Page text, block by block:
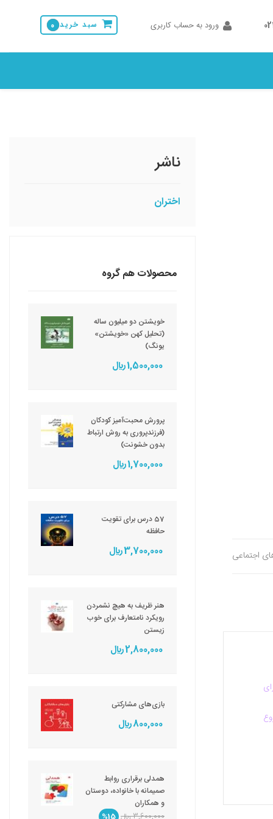
ورود به حساب کاربری سبد خرید 0
اجتماعی
ناشر
اختران
محصولات هم گروه
خویشتن دو میلیون ساله
(تحلیل کهن «خویشتن»
یونگ)
1,500,000 ريال
پرورش محبت‌آمیز کودکان
(فرزندپروری به روش ارتباط
بدون خشونت)
1,700,000 ريال
57 درس برای تقویت
حافظه
3,700,000 ريال
هنر ظریف به هیچ نشمردن
رویکرد نامتعارف برای خوب
زیستن
2,800,000 ريال
بازی‌های مشارکتی
800,000 ريال
همدلی برقراری روابط
صمیمانه با خانواده، دوستان
و همکاران
3,600,000 ريال
%15